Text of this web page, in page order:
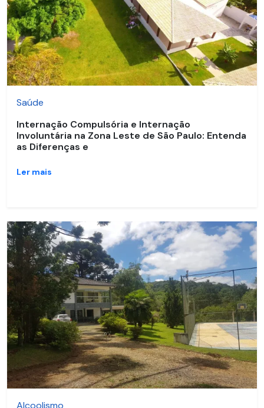
Saúde
Internação Compulsória e Internação
Involuntária na Zona Leste de São Paulo: Entenda
as Diferenças e
Ler mais
Alcoolismo